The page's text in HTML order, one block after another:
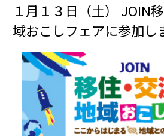
１月１３日（土） JOIN
域おこしフェアに参加し